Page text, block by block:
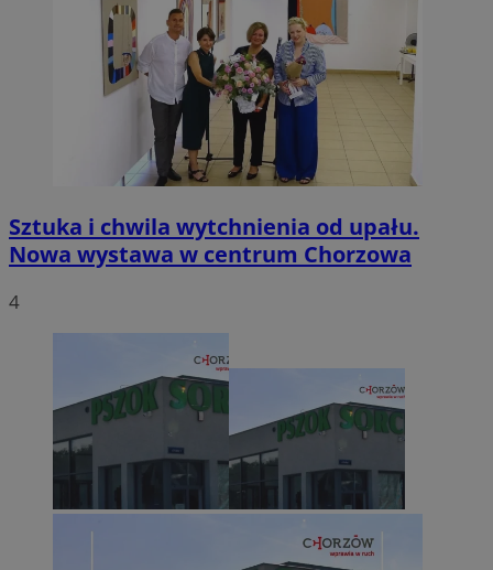
Sztuka i chwila wytchnienia od upału.
Nowa wystawa w centrum Chorzowa
4